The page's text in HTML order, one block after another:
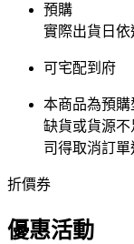
預購
實際出貨日
可宅配到府
本商品為預
缺貨或貨源
司得取消訂單
折價券
優惠活動